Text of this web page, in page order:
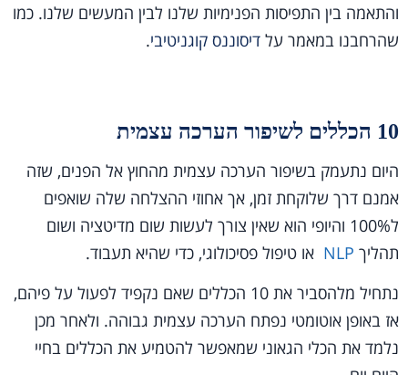
והתאמה בין התפיסות הפנימיות שלנו לבין המעשים שלנו. כמו
שהרחבנו במאמר על דיסוננס קוגניטיבי.
10 הכללים לשיפור הערכה עצמית
היום נתעמק בשיפור הערכה עצמית מהחוץ אל הפנים, שזה
אמנם דרך שלוקחת זמן, אך אחוזי ההצלחה שלה שואפים
ל100% והיופי הוא שאין צורך לעשות שום מדיטציה ושום
תהליך NLP או טיפול פסיכולוגי, כדי שהיא תעבוד.
נתחיל מלהסביר את 10 הכללים שאם נקפיד לפעול על פיהם,
אז באופן אוטומטי נפתח הערכה עצמית גבוהה. ולאחר מכן
נלמד את הכלי הגאוני שמאפשר להטמיע את הכללים בחיי